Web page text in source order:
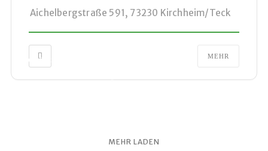
Aichelbergstraße 591, 73230 Kirchheim/Teck
MEHR
MEHR LADEN
IMPRESSUM